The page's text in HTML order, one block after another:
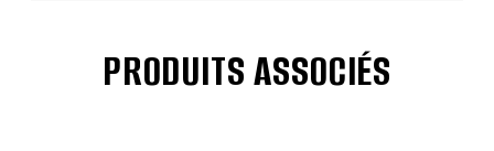
PRODUITS ASSOCIÉS